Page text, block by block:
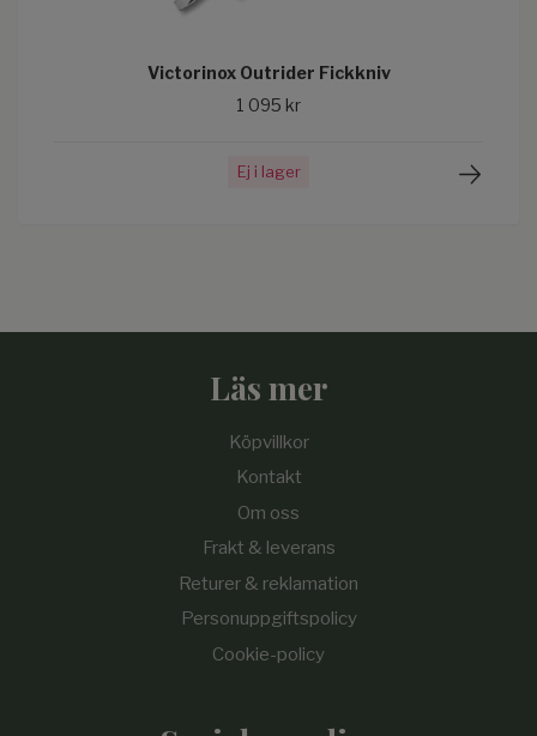
Victorinox Outrider Fickkniv
1 095 kr
Ej i lager
Läs mer
Köpvillkor
Kontakt
Om oss
Frakt & leverans
Returer & reklamation
Personuppgiftspolicy
Cookie-policy